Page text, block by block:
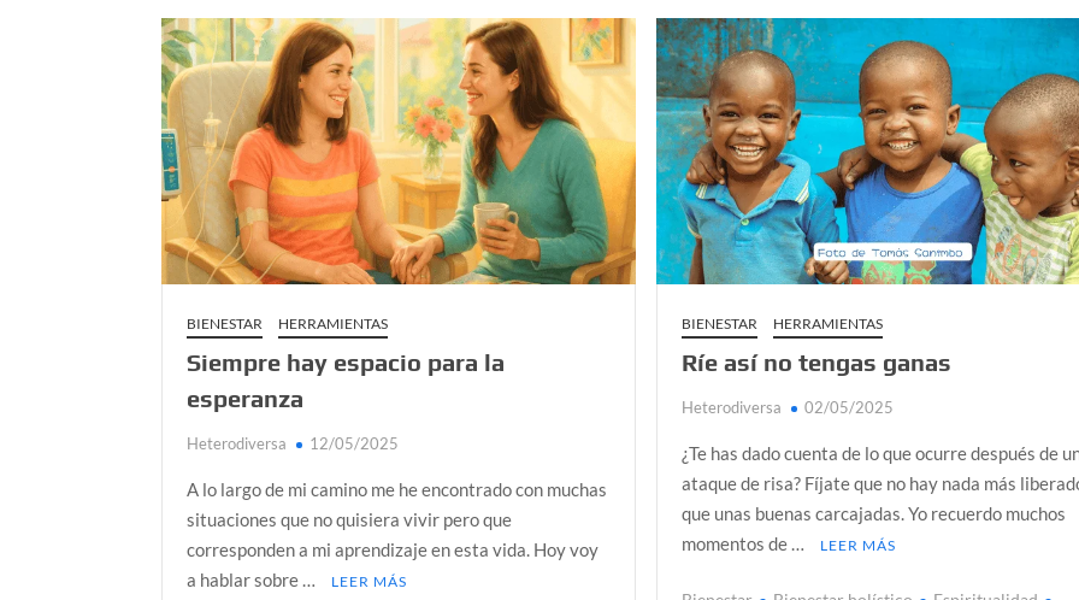
BIENESTAR HERRAMIENTAS
Siempre hay espacio para la
esperanza
Heterodiversa 12/05/2025
A lo largo de mi camino me he encontrado con muchas
situaciones que no quisiera vivir pero que
corresponden a mi aprendizaje en esta vida. Hoy voy
a hablar sobre …
LEER MÁS
BIENESTAR HERRAMIENTAS
Ríe así no tengas ganas
Heterodiversa 02/05/2025
¿Te has dado cuenta de lo que ocurre después de
ataque de risa? Fíjate que no hay nada más
que unas buenas carcajadas. Yo recuerdo muchos
momentos de …
LEER MÁS